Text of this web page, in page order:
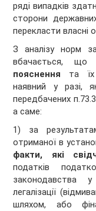
ряді випадків
сторони
перекласти власні
З аналізу норм
вбачається, що
пояснення та
наявний у разі,
передбачених
а саме:
1) за
отриманої в
факти, які
податків
законодавства
легалізації
шляхом, або